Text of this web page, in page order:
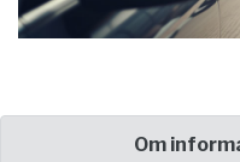
Om